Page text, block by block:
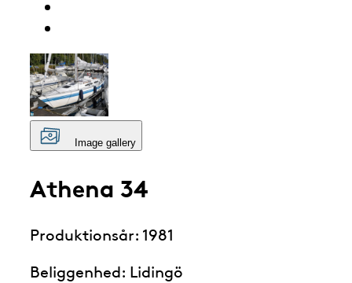
Image gallery
Athena 34
Produktionsår: 1981
Beliggenhed: Lidingö